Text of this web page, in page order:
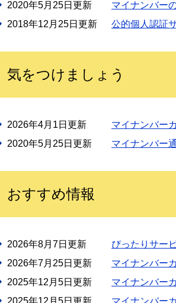
2020年5月25日更新
マイナンバー
2018年12月25日更新
公的個人認証
気をつけましょう
2026年4月1日更新
マイナンバー
2020年5月25日更新
マイナンバー
おすすめ情報
2026年8月7日更新
ぴったりサー
2026年7月25日更新
マイナンバー
2025年12月5日更新
マイナンバー
2025年12月5日更新
マイナンバー